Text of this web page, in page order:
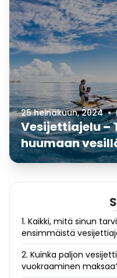
25 heinäkuun, 2024 •
Vesijettiajelu –
huumaan
1. Kaikki, mitä sinun
ensimmäistä
2. Kuinka paljon
vuokraaminen